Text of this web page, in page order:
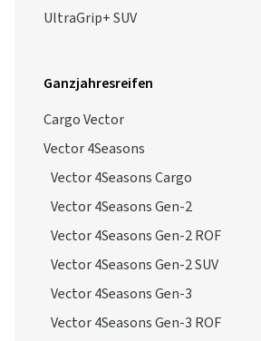
UltraGrip+ SUV
Ganzjahresreifen
Cargo Vector
Vector 4Seasons
Vector 4Seasons Cargo
Vector 4Seasons Gen-2
Vector 4Seasons Gen-2 ROF
Vector 4Seasons Gen-2 SUV
Vector 4Seasons Gen-3
Vector 4Seasons Gen-3 ROF